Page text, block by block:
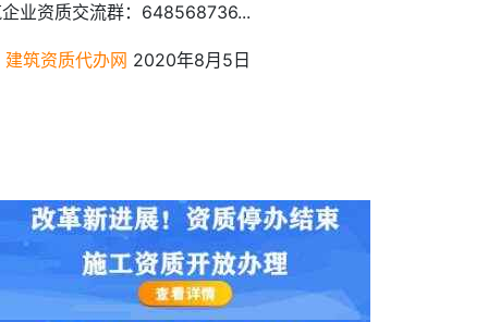
业资质交流群：648568736...
建筑资质代办网 2020年8月5日